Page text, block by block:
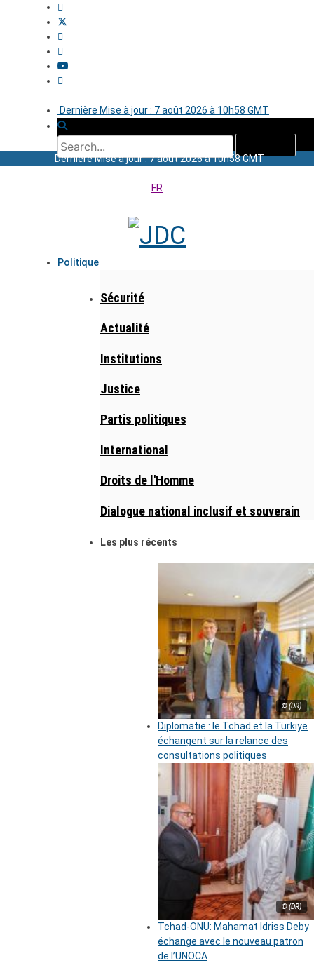
Dernière Mise à jour : 7 août 2026 à 10h58 GMT
Dernière Mise à jour : 7 août 2026 à 10h58 GMT
FR
Politique
Sécurité
Actualité
Institutions
Justice
Partis politiques
International
Droits de l'Homme
Dialogue national inclusif et souverain
Les plus récents
© (DR)
Diplomatie : le Tchad et la Türkiye
échangent sur la relance des
consultations politiques
© (DR)
Tchad-ONU: Mahamat Idriss Deby
échange avec le nouveau patron
de l’UNOCA